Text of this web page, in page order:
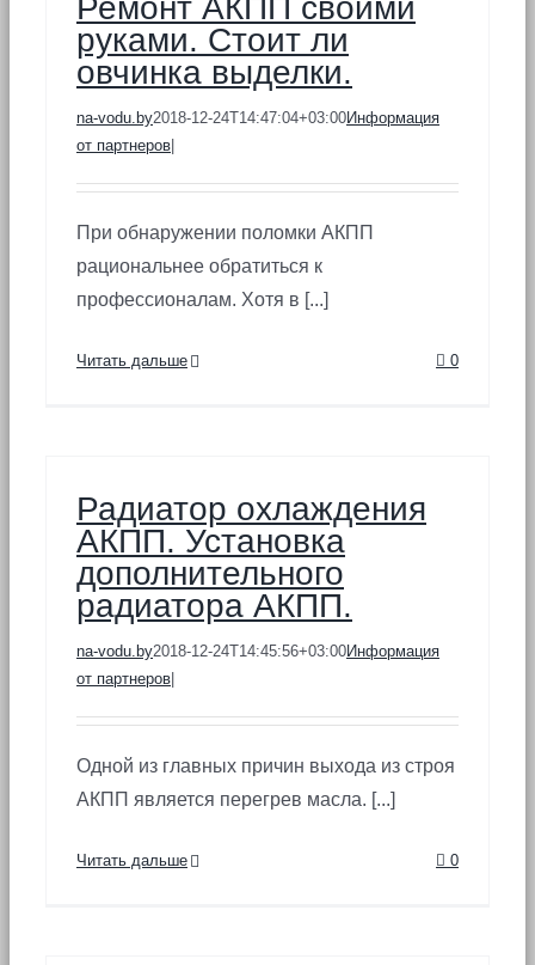
Ремонт АКПП своими
руками. Стоит ли
овчинка выделки.
na-vodu.by2018-12-24T14:47:04+03:00Информация
от партнеров
При обнаружении поломки АКПП
рациональнее обратиться к
профессионалам. Хотя в [...]
Читать дальше 0
Радиатор охлаждения
АКПП. Установка
дополнительного
радиатора АКПП.
na-vodu.by2018-12-24T14:45:56+03:00Информация
от партнеров
Одной из главных причин выхода из строя
АКПП является перегрев масла. [...]
Читать дальше 0